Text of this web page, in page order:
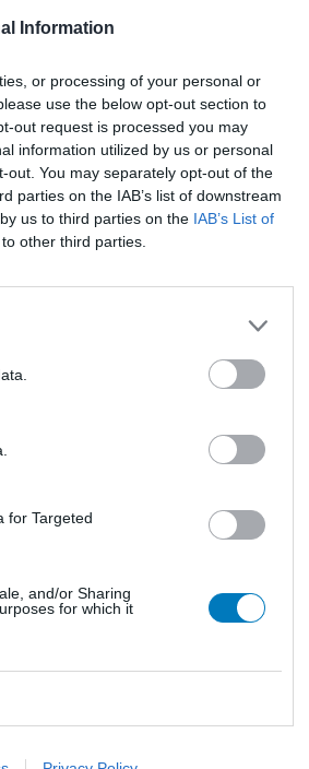
Information
or processing of your personal or
use the below opt-out section to
out request is processed you may
information utilized by us or personal
You may separately opt-out of the
parties on the IAB’s list of downstream
us to third parties on the IAB’s List of
other third parties.
for Targeted
and/or Sharing
for which it
als
Er
dan één
Maar
geschikte
tot een